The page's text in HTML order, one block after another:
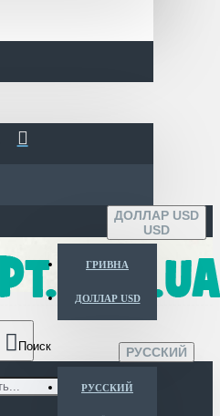
ДОЛЛАР USD
USD
ГРИВНА
ДОЛЛАР USD
РУССКИЙ
РУССКИЙ